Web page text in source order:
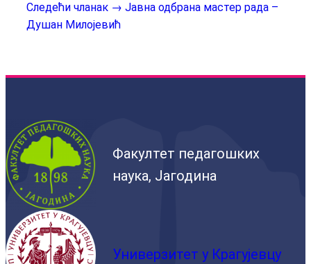
Следећи чланак → Јавна одбрана мастер рада –
Душан Милојевић
Факултет педагошких
наука, Јагодина
Универзитет у Крагујевцу